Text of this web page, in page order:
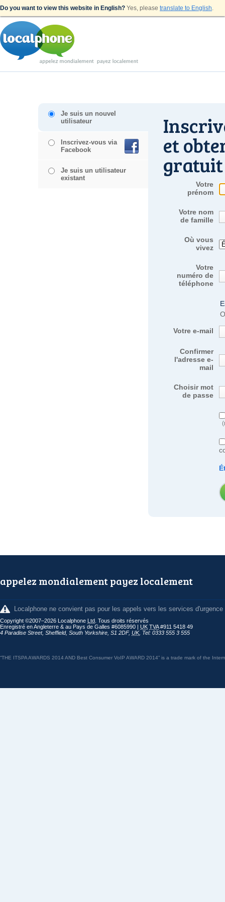
Do you want to view this website in English? Yes, please translate to English.
et
gratuit
Votre
prénom
Votre nom
de famille
Où vous
vivez
Votre
numéro de
téléphone
Votre e-mail
Confirmer
l'adresse e-
mail
Choisir mot
de passe
Je suis un nouvel
utilisateur
Inscrivez-vous via
Facebook
Je suis un utilisateur
existant
appelez mondialement payez localement
Localphone ne convient pas pour les appels vers les services d'urgence
Copyright ©2007–2026 Localphone Ltd . Tous droits réservés
Enregistré en Angleterre & au Pays de Galles #6085990 | UK TVA#911 5418 49
4 Paradise Street, Sheffield, South Yorkshire S1 2DF, UK, Tel: 0333 555 3 555
“THE ITSPA AWARDS 2014 AND Best Consumer VoIP AWARD 2014” is a trade mark of the